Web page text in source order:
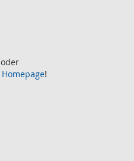
oder
Homepage!